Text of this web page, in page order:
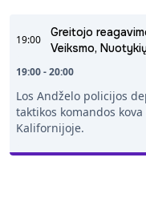
19:00
Greitojo
Veiksmo,
19:00 - 20:00
Los Andželo policijos
taktikos komandos
Kalifornijoje.